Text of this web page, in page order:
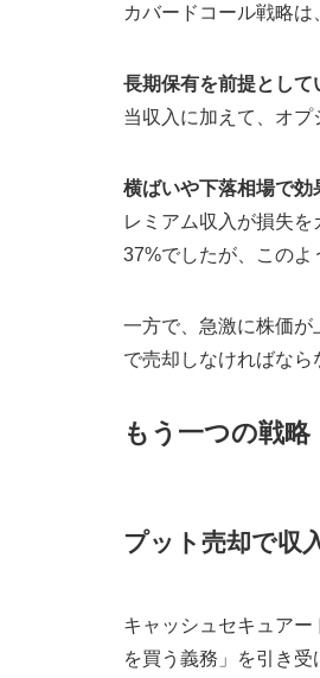
カバードコール戦略は
長期保有を前提として
当収入に加えて、オプ
横ばいや下落相場で効
レミアム収入が損失
37%でしたが、このよ
一方で、急激に株価
で売却しなければなら
もう一つの戦
プット売却で収
キャッシュセキュア
を買う義務」を引き受